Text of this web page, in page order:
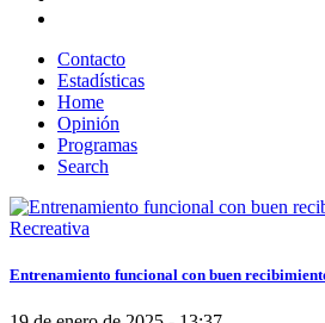
Contacto
Estadísticas
Home
Opinión
Programas
Search
Entrenamiento funcional con buen